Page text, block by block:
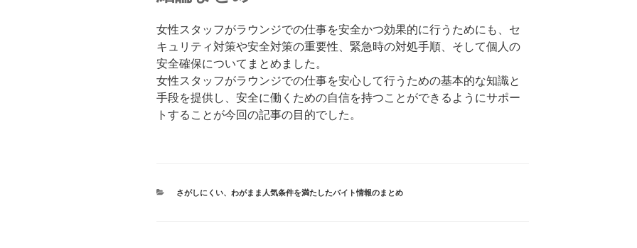
女性スタッフがラウンジでの仕事を安全かつ効果的に行うためにも、セ
キュリティ対策や安全対策の重要性、緊急時の対処手順、そして個人の
安全確保についてまとめました。
女性スタッフがラウンジでの仕事を安心して行うための基本的な知識と
手段を提供し、安全に働くための自信を持つことができるようにサポー
トすることが今回の記事の目的でした。
カ
さがしにくい、わがまま人気条件を満たしたバイト情報のまとめ